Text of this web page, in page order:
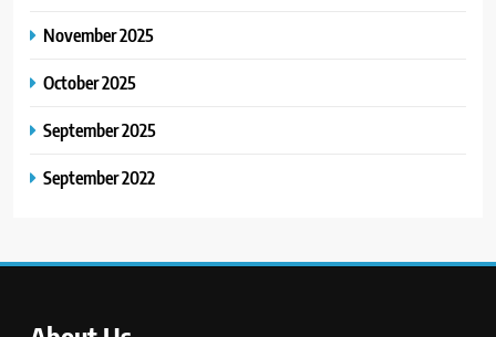
November 2025
October 2025
September 2025
September 2022